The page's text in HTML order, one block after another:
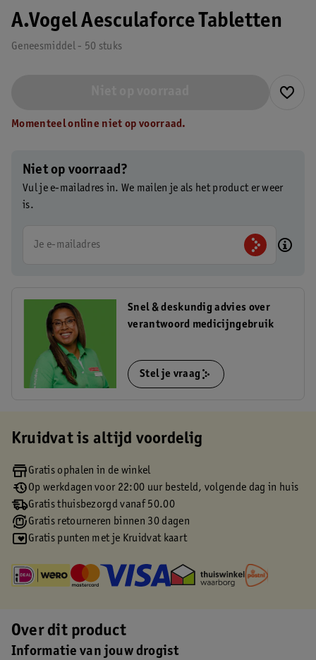
A.Vogel Aesculaforce Tabletten
Geneesmiddel - 50 stuks
Momenteel online niet op voorraad.
Niet op voorraad?
Vul je e-mailadres in. We mailen je als het product er weer
is.
Je e-mailadres
Snel & deskundig advies over
verantwoord medicijngebruik
Stel je vraag
Kruidvat is altijd voordelig
Gratis ophalen in de winkel
Op werkdagen voor 22:00 uur besteld, volgende dag in huis
Gratis thuisbezorgd vanaf 50.00
Gratis retourneren binnen 30 dagen
Gratis punten met je Kruidvat kaart
Over dit product
Informatie van jouw drogist